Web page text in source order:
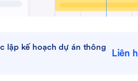
lập kế hoạch dự án thông
Liên